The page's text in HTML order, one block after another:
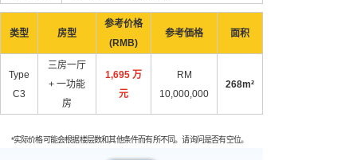
类型 房型
参考价格
(RMB)
参考価格 面积
Type
C3
三房一厅
+ 一功能
房
1,695 万
元
RM
10,000,000
268m²
*实际价格可能会根据楼层数和其他条件而有所不同。请询问是否有空位。